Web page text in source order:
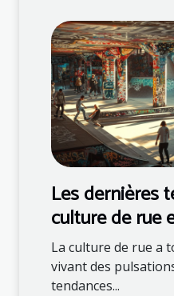
Les dernières
culture de rue
La culture de rue a
vivant des
tendances...